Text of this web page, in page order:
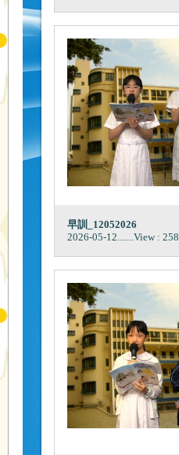
早訓_12052026
2026-05-12.......View : 258